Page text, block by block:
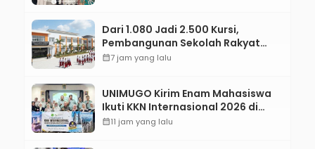
Dari 1.080 Jadi 2.500 Kursi,
Pembangunan Sekolah Rakyat
Kebumen Ditargetkan Mulai
calendar_month7 jam yang lalu
UNIMUGO Kirim Enam Mahasiswa
Ikuti KKN Internasional 2026 di
ASEAN dan Hong Kong
calendar_month11 jam yang lalu